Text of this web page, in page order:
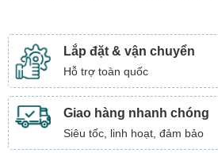
Lắp đặt & vận chuyển
Hỗ trợ toàn quốc
Giao hàng nhanh chóng
Siêu tốc, linh hoạt, đảm bảo